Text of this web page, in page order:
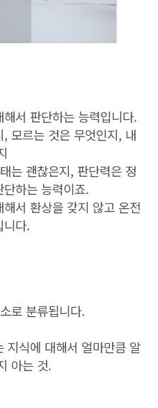
서 판단하는 능력입니다.
모르는 것은 무엇인지, 내
는 괜찮은지, 판단력은 정
하는 능력이죠.
서 환상을 갖지 않고 온전
니다.
로 분류됩니다.
지식에 대해서 얼마만큼 알
아는 것.